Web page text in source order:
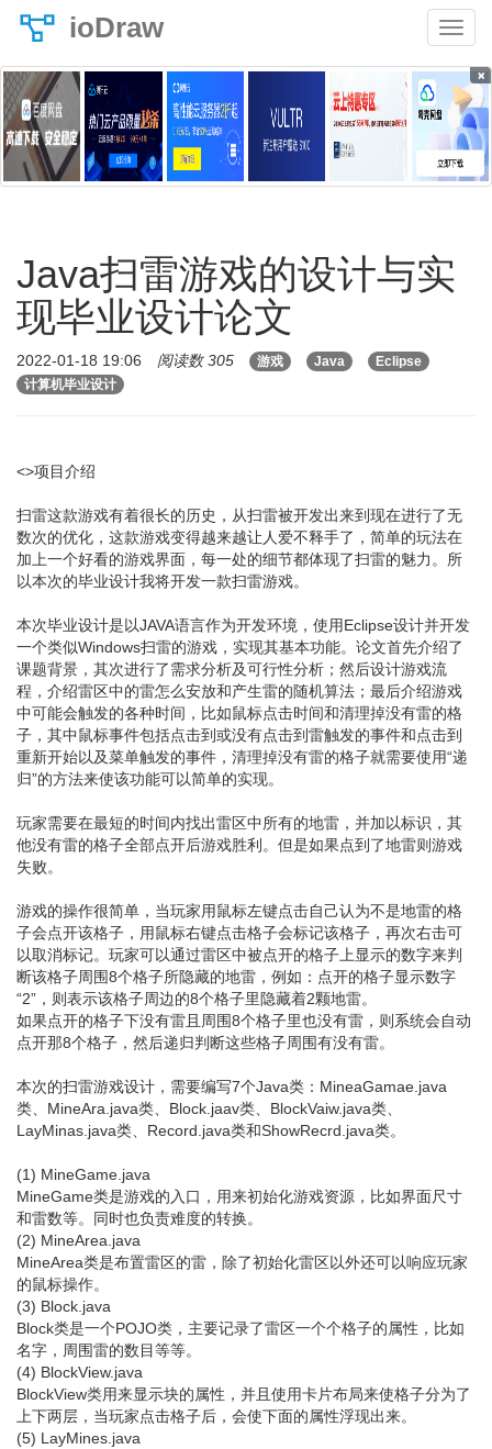
ioDraw
×
Java扫雷游戏的设计与实
现毕业设计论文
2022-01-18 19:06 阅读数 305 游戏 Java
Eclipse
计算机毕业设计
<>项目介绍
扫雷这款游戏有着很长的历史，从扫雷被开发出来到现在进行了无
数次的优化，这款游戏变得越来越让人爱不释手了，简单的玩法在
加上一个好看的游戏界面，每一处的细节都体现了扫雷的魅力。所
以本次的毕业设计我将开发一款扫雷游戏。
本次毕业设计是以JAVA语言作为开发环境，使用Eclipse设计并开发
一个类似Windows扫雷的游戏，实现其基本功能。论文首先介绍了
课题背景，其次进行了需求分析及可行性分析；然后设计游戏流
程，介绍雷区中的雷怎么安放和产生雷的随机算法；最后介绍游戏
中可能会触发的各种时间，比如鼠标点击时间和清理掉没有雷的格
子，其中鼠标事件包括点击到或没有点击到雷触发的事件和点击到
重新开始以及菜单触发的事件，清理掉没有雷的格子就需要使用“递
归”的方法来使该功能可以简单的实现。
玩家需要在最短的时间内找出雷区中所有的地雷，并加以标识，其
他没有雷的格子全部点开后游戏胜利。但是如果点到了地雷则游戏
失败。
游戏的操作很简单，当玩家用鼠标左键点击自己认为不是地雷的格
子会点开该格子，用鼠标右键点击格子会标记该格子，再次右击可
以取消标记。玩家可以通过雷区中被点开的格子上显示的数字来判
断该格子周围8个格子所隐藏的地雷，例如：点开的格子显示数字
“2”，则表示该格子周边的8个格子里隐藏着2颗地雷。
如果点开的格子下没有雷且周围8个格子里也没有雷，则系统会自动
点开那8个格子，然后递归判断这些格子周围有没有雷。
本次的扫雷游戏设计，需要编写7个Java类：MineaGamae.java
类、MineAra.java类、Block.jaav类、BlockVaiw.java类、
LayMinas.java类、Record.java类和ShowRecrd.java类。
(1) MineGame.java
MineGame类是游戏的入口，用来初始化游戏资源，比如界面尺寸
和雷数等。同时也负责难度的转换。
(2) MineArea.java
MineArea类是布置雷区的雷，除了初始化雷区以外还可以响应玩家
的鼠标操作。
(3) Block.java
Block类是一个POJO类，主要记录了雷区一个个格子的属性，比如
名字，周围雷的数目等等。
(4) BlockView.java
BlockView类用来显示块的属性，并且使用卡片布局来使格子分为了
上下两层，当玩家点击格子后，会使下面的属性浮现出来。
(5) LayMines.java